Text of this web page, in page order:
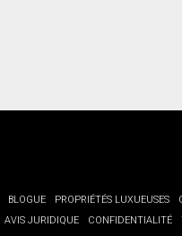
BLOGUE PROPRIÉTÉS LUXUEUSES
AVIS JURIDIQUE
CONFIDENTIALITÉ